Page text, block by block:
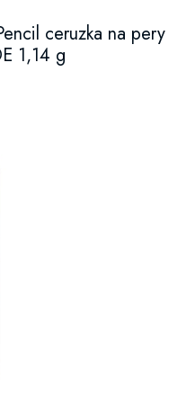
ceruzka na pery
1,14 g